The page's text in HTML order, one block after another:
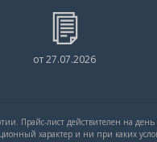
от 27.07.2026
Прайс-лист действителен на
характер и ни при каких